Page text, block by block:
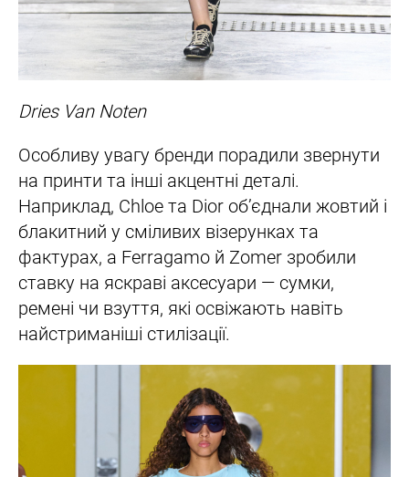
Dries Van Noten
Особливу увагу бренди порадили звернути
на принти та інші акцентні деталі.
Наприклад, Chloe та Dior об’єднали жовтий і
блакитний у сміливих візерунках та
фактурах, а Ferragamo й Zomer зробили
ставку на яскраві аксесуари — сумки,
ремені чи взуття, які освіжають навіть
найстриманіші стилізації.